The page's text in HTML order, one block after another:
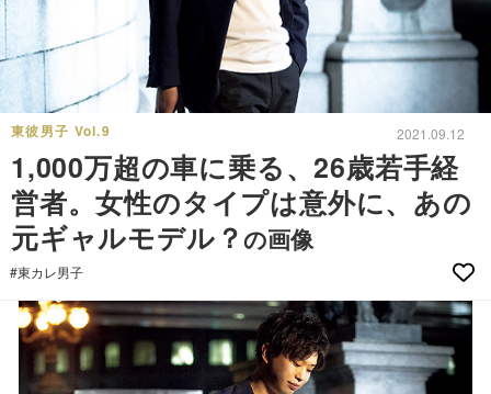
東彼男子 Vol.9 2021.09.12
1,000万超の車に乗る、26歳若手経
営者。女性のタイプは意外に、あの
元ギャルモデル？の画像
#東カレ男子